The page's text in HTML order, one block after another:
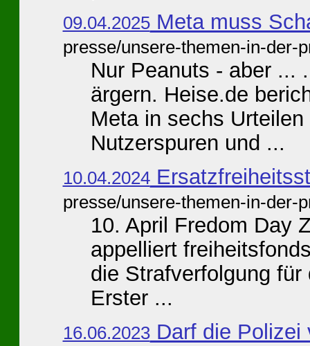
09.04.2025Meta muss
presse/unsere-themen-in-der-
Nur Peanuts - aber ...
ärgern. Heise.de
Meta in sechs
Nutzerspuren und ...
10.04.2024
presse/unsere-themen-in-der-
10. April Fredom Day
appelliert
die Strafverfolgung
Erster ...
16.06.2023Darf die Polizei